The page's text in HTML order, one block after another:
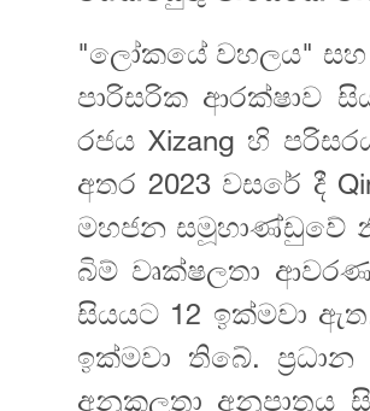
"ලෝකයේ වහලය" සහ
පාරිසරික ආරක්ෂාව
රජය Xizang හි
අතර 2023 වසරේ දී
මහජන සමූහාණ්ඩුවේ
බිම් වෘක්ෂලතා
සියයට 12 ඉක්මවා
ඉක්මවා තිබේ.
අනුකූලතා අනුපාතය